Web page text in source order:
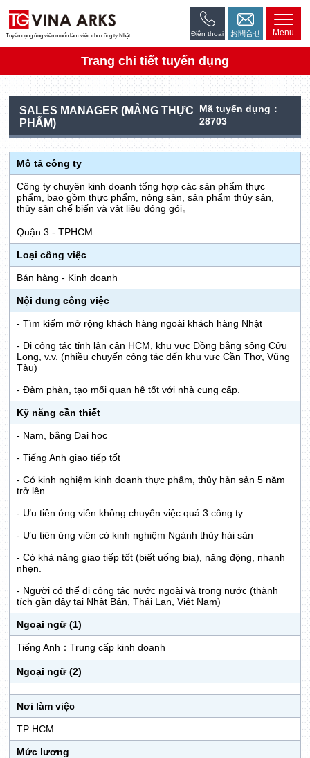
Tuyển dụng ứng viên muốn làm việc cho công ty Nhật Điện thoại お問合せ Menu
Trang chi tiết tuyển dụng
SALES MANAGER (MẢNG THỰC
PHẨM)
Mã tuyển dụng：
28703
Mô tả công ty
Công ty chuyên kinh doanh tổng hợp các sản phẩm thực
phẩm, bao gồm thực phẩm, nông sản, sản phẩm thủy sản,
thủy sản chế biến và vật liệu đóng gói。
Quận 3 - TPHCM
Loại công việc
Bán hàng - Kinh doanh
Nội dung công việc
- Tìm kiếm mở rộng khách hàng ngoài khách hàng Nhật
- Đi công tác tỉnh lân cận HCM, khu vực Đồng bằng sông Cửu
Long, v.v. (nhiều chuyến công tác đến khu vực Cần Thơ, Vũng
Tàu)
- Đàm phàn, tạo mối quan hê tốt với nhà cung cấp.
Kỹ năng cần thiết
- Nam, bằng Đại học
- Tiếng Anh giao tiếp tốt
- Có kinh nghiệm kinh doanh thực phẩm, thủy hản sản 5 năm
trở lên.
- Ưu tiên ứng viên không chuyển việc quá 3 công ty.
- Ưu tiên ứng viên có kinh nghiệm Ngành thủy hải sản
- Có khả năng giao tiếp tốt (biết uống bia), năng động, nhanh
nhẹn.
- Người có thể đi công tác nước ngoài và trong nước (thành
tích gần đây tại Nhật Bản, Thái Lan, Việt Nam)
Ngoại ngữ (1)
Tiếng Anh：Trung cấp kinh doanh
Ngoại ngữ (2)
Nơi làm việc
TP HCM
Mức lương